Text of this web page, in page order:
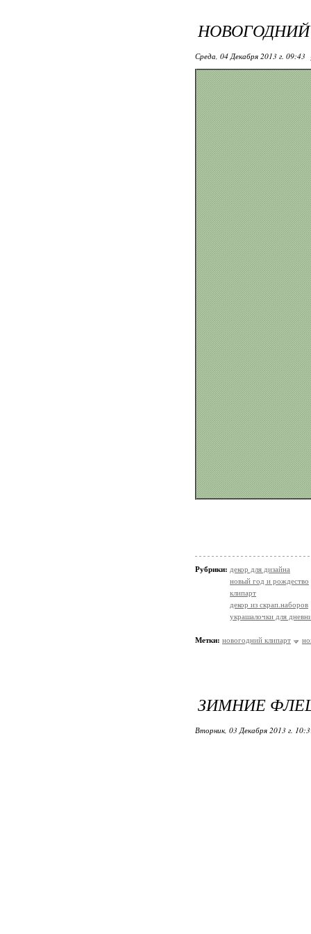
НОВОГОДНИЙ
Среда, 04 Декабря 2013 г. 09:43
Рубрики: декор для дизайна
новый год и рождество
клипарт
декор из скрап.наборов
украшалочки для
Метки: новогодний клипарт
ЗИМНИЕ
Вторник, 03 Декабря 2013 г.